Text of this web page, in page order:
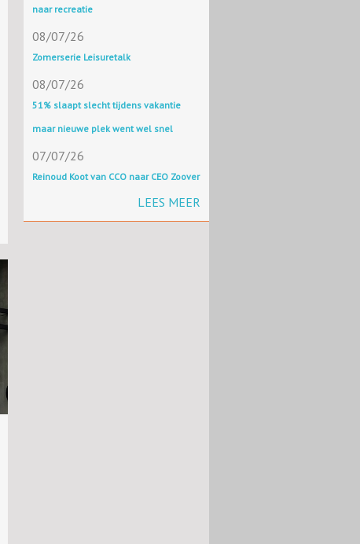
naar recreatie
08/07/26
Zomerserie Leisuretalk
08/07/26
51% slaapt slecht tijdens vakantie
maar nieuwe plek went wel snel
07/07/26
Reinoud Koot van CCO naar CEO Zoover
LEES MEER